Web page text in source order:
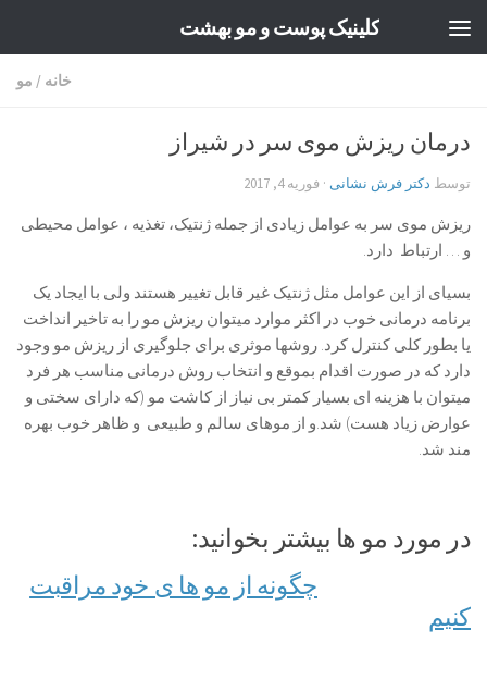
کلینیک پوست و مو بهشت
خانه / مو
درمان ریزش موی سر در شیراز
توسط دکتر فرش نشانی · فوریه 4, 2017
ریزش موی سر به عوامل زیادی از جمله ژنتیک، تغذیه ، عوامل محیطی
و … ارتباط دارد.
بسیای از این عوامل مثل ژنتیک غیر قابل تغییر هستند ولی با ایجاد یک
برنامه درمانی خوب در اکثر موارد میتوان ریزش مو را به تاخیر انداخت
یا بطور کلی کنترل کرد. روشها موثری برای جلوگیری از ریزش مو وجود
دارد که در صورت اقدام بموقع و انتخاب روش درمانی مناسب هر فرد
میتوان با هزینه ای بسیار کمتر بی نیاز از کاشت مو (که دارای سختی و
عوارض زیاد هست) شد.و از موهای سالم و طبیعی و ظاهر خوب بهره
مند شد.
در مورد مو ها بیشتر بخوانید:
چگونه از مو ها ی خود مراقبت
کنیم